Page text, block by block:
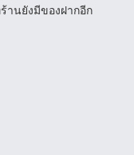
านยังมีของฝากอีก